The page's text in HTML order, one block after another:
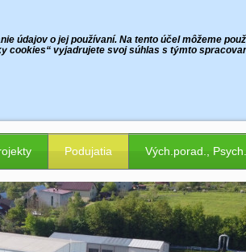
Podujatia Vých.porad., Psych.
údajov o jej používaní. Na tento účel môžeme
cookies“ vyjadrujete svoj súhlas s týmto